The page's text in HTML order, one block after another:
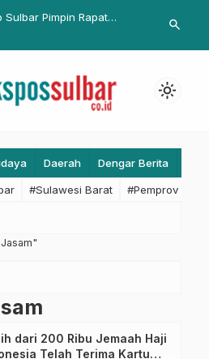
Sulbar Pimpin Rapat
Dampingi
Disbun
search
light_mode
Daerah Dengar Berita
#Sulawesi Barat #Pemprov
dari 200 Ribu Jemaah Haji
Telah Terima Kartu